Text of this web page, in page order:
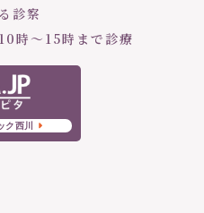
診察
時〜15時まで診療
ク西川